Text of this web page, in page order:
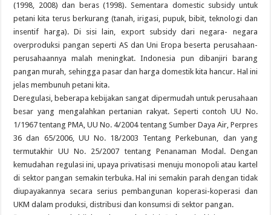
(1998, 2008) dan beras (1998). Sementara domestic subsidy untuk
petani kita terus berkurang (tanah, irigasi, pupuk, bibit, teknologi dan
insentif harga). Di sisi lain, export subsidy dari negara- negara
overproduksi pangan seperti AS dan Uni Eropa beserta perusahaan-
perusahaannya malah meningkat. Indonesia pun dibanjiri barang
pangan murah, sehingga pasar dan harga domestik kita hancur. Hal ini
jelas membunuh petani kita.
Deregulasi, beberapa kebijakan sangat dipermudah untuk perusahaan
besar yang mengalahkan pertanian rakyat. Seperti contoh UU No.
1/1967 tentang PMA, UU No. 4/2004 tentang Sumber Daya Air, Perpres
36 dan 65/2006, UU No. 18/2003 Tentang Perkebunan, dan yang
termutakhir UU No. 25/2007 tentang Penanaman Modal. Dengan
kemudahan regulasi ini, upaya privatisasi menuju monopoli atau kartel
di sektor pangan semakin terbuka. Hal ini semakin parah dengan tidak
diupayakannya secara serius pembangunan koperasi-koperasi dan
UKM dalam produksi, distribusi dan konsumsi di sektor pangan.